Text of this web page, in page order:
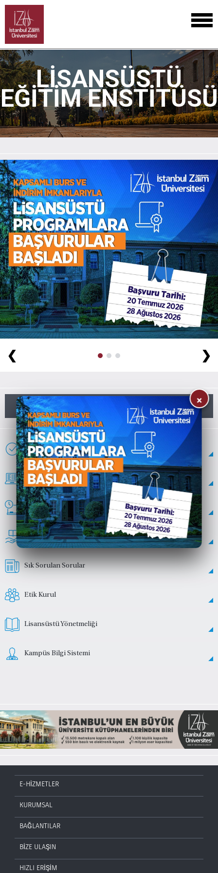
×
LISANSÜSTÜ
EĞITIM ENSTITÜSÜ
❮ ❯
MENÜ
Başvuru
Duyurular
Tez/Proje Süreçleri
Öğrenci Bilgi Kitabı
Sık Sorulan Sorular
Etik Kurul
Lisansüstü Yönetmeliği
Kampüs Bilgi Sistemi
E-HİZMETLER
KURUMSAL
BAĞLANTILAR
BİZE ULAŞIN
HIZLI ERİŞİM